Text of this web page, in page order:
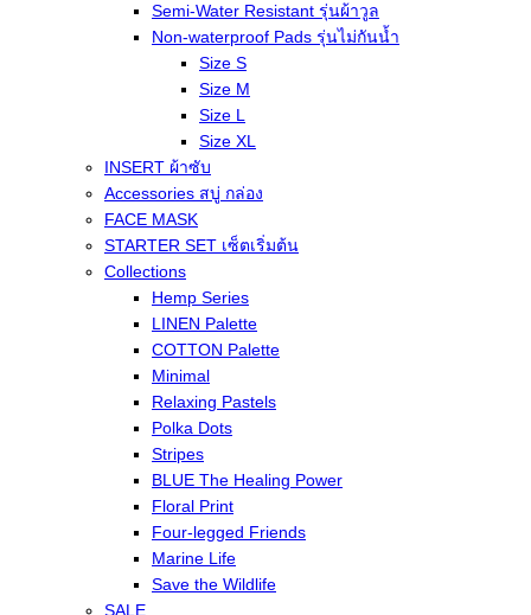
Semi-Water Resistant รุ่นผ้าวูล
Non-waterproof Pads รุ่นไม่กันน้ำ
Size S
Size M
Size L
Size XL
INSERT ผ้าซับ
Accessories สบู่ กล่อง
FACE MASK
STARTER SET เซ็ตเริ่มต้น
Collections
Hemp Series
LINEN Palette
COTTON Palette
Minimal
Relaxing Pastels
Polka Dots
Stripes
BLUE The Healing Power
Floral Print
Four-legged Friends
Marine Life
Save the Wildlife
SALE